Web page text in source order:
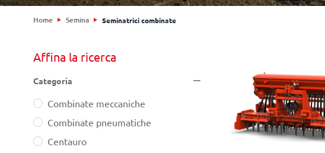
Home Semina Seminatrici combinate
Affina la ricerca
Categoria
Combinate meccaniche
Combinate meccaniche
Combinate pneumatiche
Combinate pneumatiche
Centauro
Centauro